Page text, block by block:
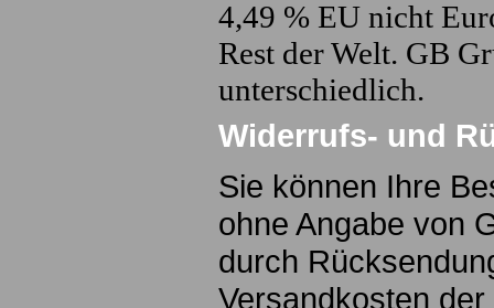
4,49 % EU nicht
Rest der Welt. GB
unterschiedlich.
Widerrufs- und
Sie können Ihre
ohne Angabe von
durch
Versandkosten